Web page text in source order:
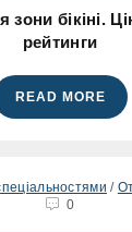
зони бікіні.
рейтинги
READ MORE
/
0